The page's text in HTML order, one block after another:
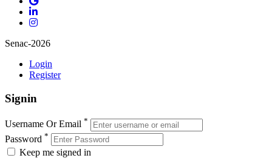
Senac-2026
Login
Register
Signin
Username Or Email *
Password *
Keep me signed in